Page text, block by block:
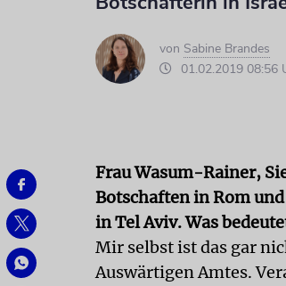
von Sabine Brandes
01.02.2019 08:56
Frau Wasum-Rainer,
Botschaften in Rom
in Tel Aviv. Was
Mir selbst ist das gar
Auswärtigen Amtes.